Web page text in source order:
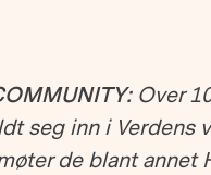
Over
seg inn i Verdens
de blant annet